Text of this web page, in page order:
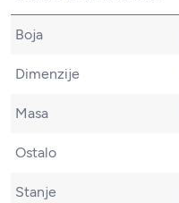
Boja
Dimenzije
Masa
Ostalo
Stanje